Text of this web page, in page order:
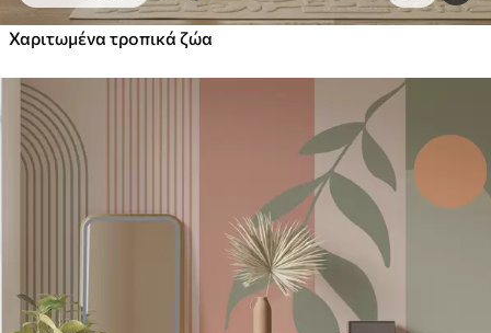
Χαριτωμένα τροπικά ζώα